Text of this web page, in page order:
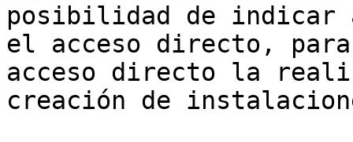
posibilidad de indicar
el acceso directo,
acceso directo la
creación de